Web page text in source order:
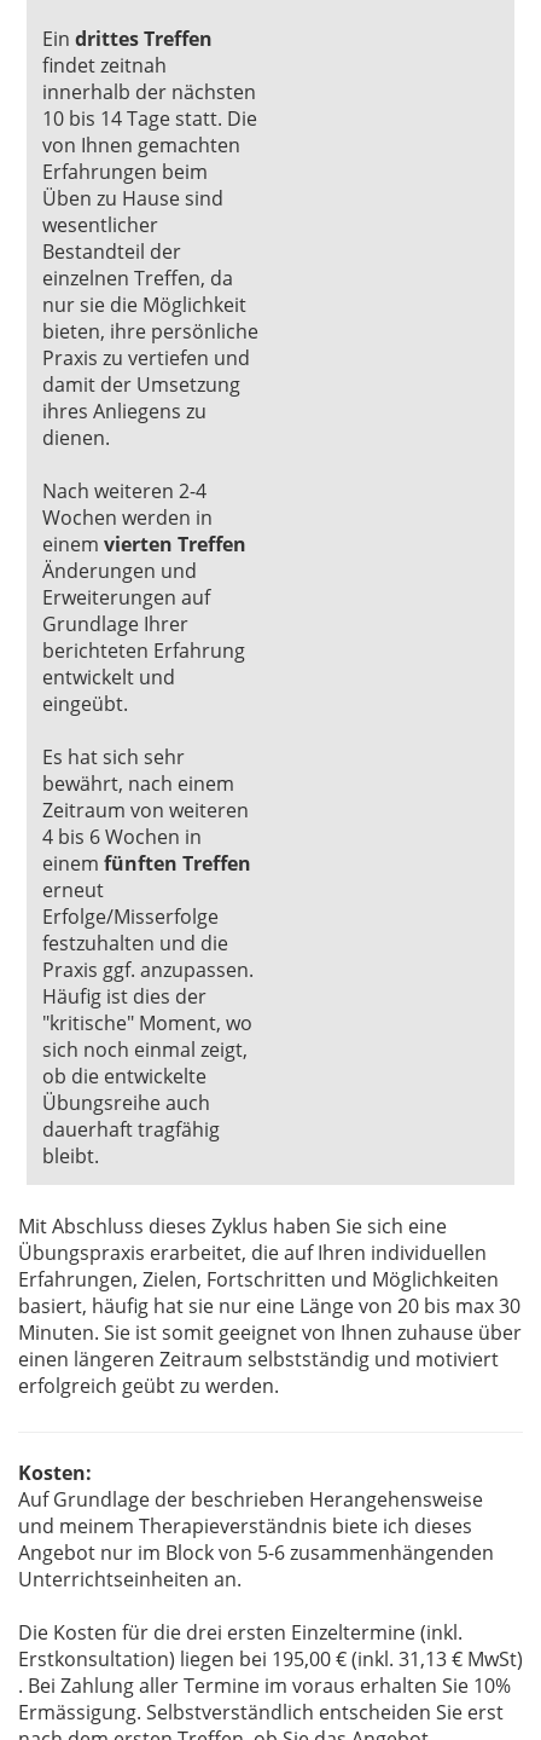
Ein drittes Treffen
findet zeitnah
innerhalb der nächsten
10 bis 14 Tage statt. Die
von Ihnen gemachten
Erfahrungen beim
Üben zu Hause sind
wesentlicher
Bestandteil der
einzelnen Treffen, da
nur sie die Möglichkeit
bieten, ihre persönliche
Praxis zu vertiefen und
damit der Umsetzung
ihres Anliegens zu
dienen.
Nach weiteren 2-4
Wochen werden in
einem vierten Treffen
Änderungen und
Erweiterungen auf
Grundlage Ihrer
berichteten Erfahrung
entwickelt und
eingeübt.
Es hat sich sehr
bewährt, nach einem
Zeitraum von weiteren
4 bis 6 Wochen in
einem fünften Treffen
erneut
Erfolge/Misserfolge
festzuhalten und die
Praxis ggf. anzupassen.
Häufig ist dies der
"kritische" Moment, wo
sich noch einmal zeigt,
ob die entwickelte
Übungsreihe auch
dauerhaft tragfähig
bleibt.
Mit Abschluss dieses Zyklus haben Sie sich eine
Übungspraxis erarbeitet, die auf Ihren individuellen
Erfahrungen, Zielen, Fortschritten und Möglichkeiten
basiert, häufig hat sie nur eine Länge von 20 bis max 30
Minuten. Sie ist somit geeignet von Ihnen zuhause über
einen längeren Zeitraum selbstständig und motiviert
erfolgreich geübt zu werden.
Kosten:
Auf Grundlage der beschrieben Herangehensweise
und meinem Therapieverständnis biete ich dieses
Angebot nur im Block von 5-6 zusammenhängenden
Unterrichtseinheiten an.
Die Kosten für die drei ersten Einzeltermine (inkl.
Erstkonsultation) liegen bei 195,00 € (inkl. 31,13 € MwSt)
. Bei Zahlung aller Termine im voraus erhalten Sie 10%
Ermässigung. Selbstverständlich entscheiden Sie erst